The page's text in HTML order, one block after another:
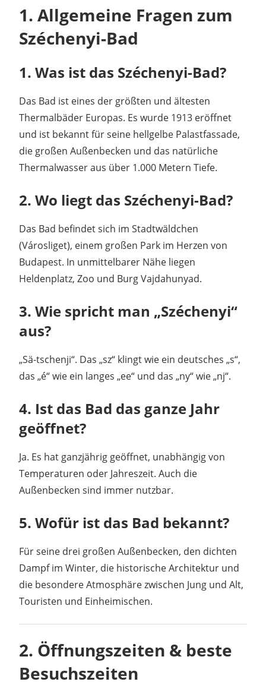
1. Allgemeine Fragen zum
Széchenyi-Bad
1. Was ist das Széchenyi-Bad?
Das Bad ist eines der größten und ältesten
Thermalbäder Europas. Es wurde 1913 eröffnet
und ist bekannt für seine hellgelbe Palastfassade,
die großen Außenbecken und das natürliche
Thermalwasser aus über 1.000 Metern Tiefe.
2. Wo liegt das Széchenyi-Bad?
Das Bad befindet sich im Stadtwäldchen
(Városliget), einem großen Park im Herzen von
Budapest. In unmittelbarer Nähe liegen
Heldenplatz, Zoo und Burg Vajdahunyad.
3. Wie spricht man „Széchenyi“
aus?
„Sä-tschenji“. Das „sz“ klingt wie ein deutsches „s“,
das „é“ wie ein langes „ee“ und das „ny“ wie „nj“.
4. Ist das Bad das ganze Jahr
geöffnet?
Ja. Es hat ganzjährig geöffnet, unabhängig von
Temperaturen oder Jahreszeit. Auch die
Außenbecken sind immer nutzbar.
5. Wofür ist das Bad bekannt?
Für seine drei großen Außenbecken, den dichten
Dampf im Winter, die historische Architektur und
die besondere Atmosphäre zwischen Jung und Alt,
Touristen und Einheimischen.
2. Öffnungszeiten & beste
Besuchszeiten